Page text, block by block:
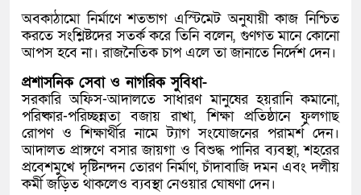
অবকাঠামো নির্মাণে শতভাগ এস্টিমেট অনুযায়ী কাজ নিশ্চিত
করতে সংশ্লিষ্টদের সতর্ক করে তিনি বলেন, গুণগত মানে কোনো
আপস হবে না। রাজনৈতিক চাপ এলে তা জানাতে নির্দেশ দেন।
প্রশাসনিক সেবা ও নাগরিক সুবিধা-
সরকারি অফিস-আদালতে সাধারণ মানুষের হয়রানি কমানো,
পরিষ্কার-পরিচ্ছন্নতা বজায় রাখা, শিক্ষা প্রতিষ্ঠানে ফুলগাছ
রোপণ ও শিক্ষার্থীর নামে ট্যাগ সংযোজনের পরামর্শ দেন।
আদালত প্রাঙ্গণে বসার জায়গা ও বিশুদ্ধ পানির ব্যবস্থা, শহরের
প্রবেশমুখে দৃষ্টিনন্দন তোরণ নির্মাণ, চাঁদাবাজি দমন এবং দলীয়
কর্মী জড়িত থাকলেও ব্যবস্থা নেওয়ার ঘোষণা দেন।